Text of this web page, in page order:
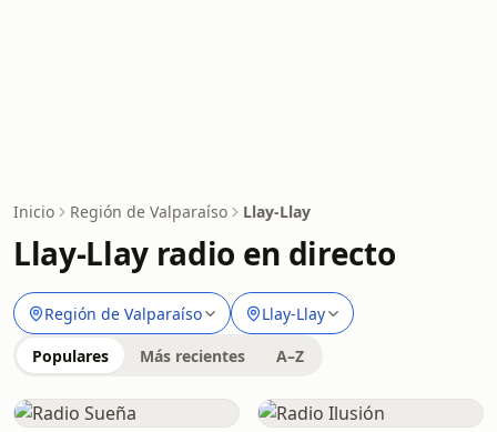
Inicio Región de Valparaíso Llay-Llay
Llay-Llay radio en directo
Región de Valparaíso Llay-Llay
Populares Más recientes A–Z